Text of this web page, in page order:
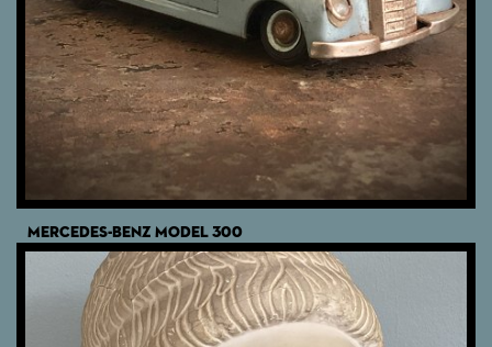
MERCEDES-BENZ MODEL 300